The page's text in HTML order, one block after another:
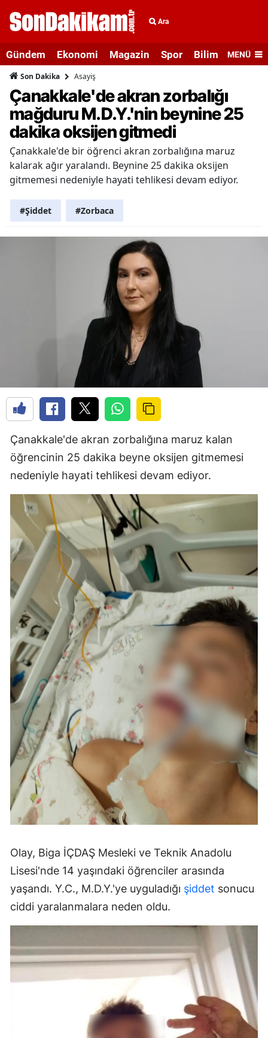
Ara
Gündem Ekonomi Magazin Spor Bilim veMENÜ
Son Dakika Asayiş
Çanakkale'de akran zorbalığı
mağduru M.D.Y.'nin beynine 25
dakika oksijen gitmedi
Çanakkale'de bir öğrenci akran zorbalığına maruz
kalarak ağır yaralandı. Beynine 25 dakika oksijen
gitmemesi nedeniyle hayati tehlikesi devam ediyor.
#Şiddet #Zorbaca
Çanakkale'de akran zorbalığına maruz kalan
öğrencinin 25 dakika beyne oksijen gitmemesi
nedeniyle hayati tehlikesi devam ediyor.
Olay, Biga İÇDAŞ Mesleki ve Teknik Anadolu
Lisesi'nde 14 yaşındaki öğrenciler arasında
yaşandı. Y.C., M.D.Y.'ye uyguladığı şiddet sonucu
ciddi yaralanmalara neden oldu.